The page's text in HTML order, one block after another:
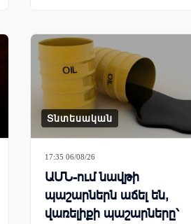
Տնտեսական
17:35 06/08/26
ԱՄՆ-ում նավթի
պաշարներն աճել են,
վառելիքի պաշարները՝